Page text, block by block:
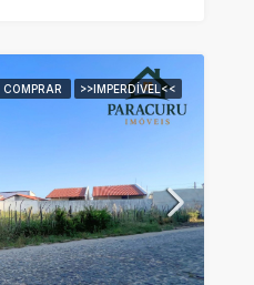
COMPRAR >>IMPERDÍVEL<<